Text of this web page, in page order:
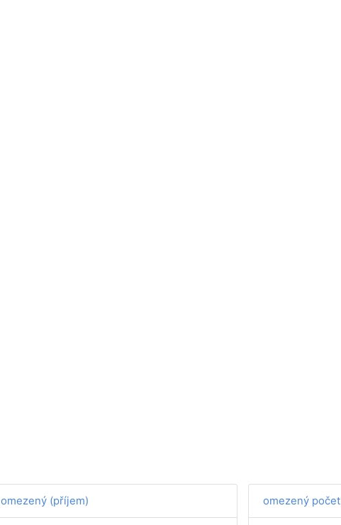
omezený (příjem) omezený počet